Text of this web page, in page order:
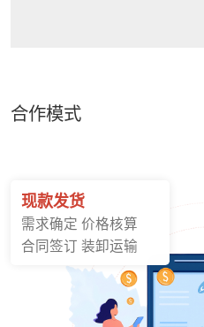
合作模式
现款发货
需求确定 价格核算
合同签订 装卸运输